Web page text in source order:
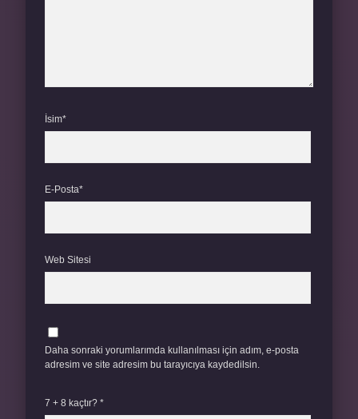
İsim*
E-Posta*
Web Sitesi
Daha sonraki yorumlarımda kullanılması için adım, e-posta
adresim ve site adresim bu tarayıcıya kaydedilsin.
7 + 8 kaçtır? *